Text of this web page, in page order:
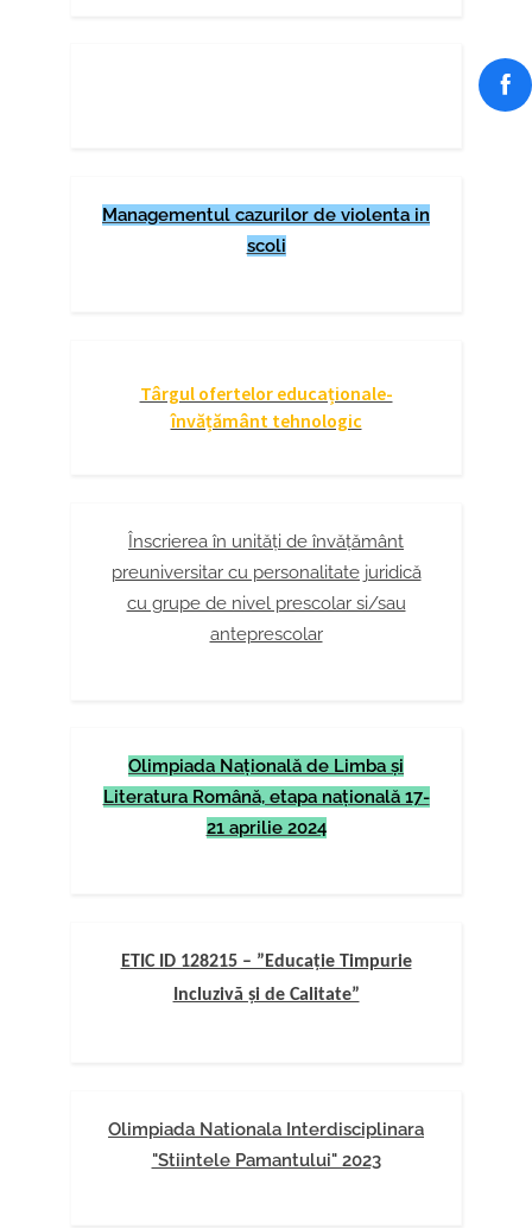
Managementul cazurilor de violenta in
scoli
Târgul ofertelor educaționale-
învățământ tehnologic
Înscrierea în unități de învățământ
preuniversitar cu personalitate juridică
cu grupe de nivel prescolar si/sau
anteprescolar
Olimpiada Naţională de Limba şi
Literatura Română, etapa naţională 17-
21 aprilie 2024
ETIC ID 128215 – ”Educație Timpurie
Incluzivă și de Calitate”
Olimpiada Nationala Interdisciplinara
"Stiintele Pamantului" 2023